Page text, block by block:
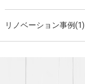
リノベーション事例(1)